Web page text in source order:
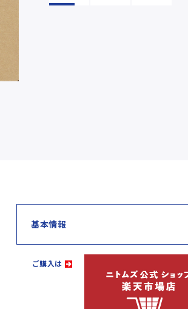
基本情報
ご購入は